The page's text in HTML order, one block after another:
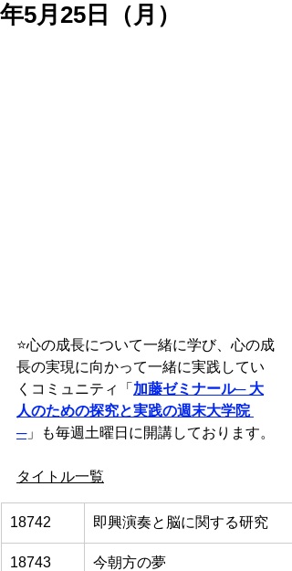
年5月25日（月）
⭐️心の成長について一緒に学び、心の成
長の実現に向かって一緒に実践してい
くコミュニティ「 加藤ゼミナール─ 大
人のための探究と実践の週末大学院
─」も毎週土曜日に開講しております。
タイトル一覧
18742 即興演奏と脳に関する研究
18743 今朝方の夢